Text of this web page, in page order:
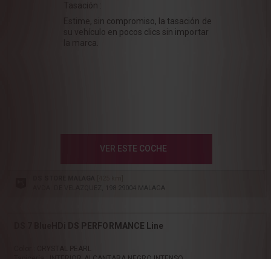
Tasación :
Estime, sin compromiso, la tasación de
su vehículo en pocos clics sin importar
la marca.
VER ESTE COCHE
AVDA. DE VELAZQUEZ, 198 29004 MALAGA
DS 7 BlueHDi DS PERFORMANCE Line
Color : CRYSTAL PEARL